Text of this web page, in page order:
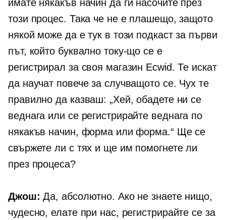
имате някакъв начин да ги насочите през
този процес. Така че не е плашещо, защото
някой може да е тук в този подкаст за първи
път, който буквално току-що се е
регистрирал за своя магазин Ecwid. Те искат
да научат повече за случващото се. Чух те
правилно да казваш: „Хей, обадете ни се
веднага или се регистрирайте веднага по
някакъв начин, форма или форма.“ Ще се
свържете ли с тях и ще им помогнете ли
през процеса?
Джош: Да, абсолютно. Ако не знаете нищо,
чудесно, елате при нас, регистрирайте се за